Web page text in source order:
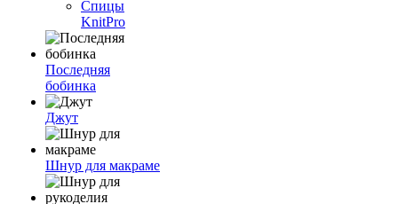
Спицы
KnitPro
Последняя
бобинка
Джут
Шнур для макраме